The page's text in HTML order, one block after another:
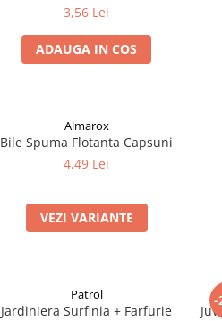
3,56 Lei
ADAUGA IN COS
Almarox
Bile Spuma Flotanta Capsuni
4,49 Lei
VEZI VARIANTE
Patrol
Jardiniera Surfinia + Farfurie
-